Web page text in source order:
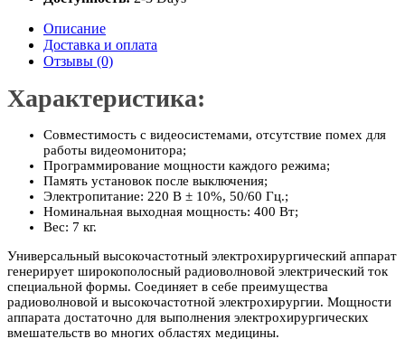
Описание
Доставка и оплата
Отзывы (0)
Характеристика:
Совместимость с видеосистемами, отсутствие помех для
работы видеомонитора;
Программирование мощности каждого режима;
Память установок после выключения;
Электропитание: 220 В ± 10%, 50/60 Гц.;
Номинальная выходная мощность: 400 Вт;
Вес: 7 кг.
Универсальный высокочастотный электрохирургический аппарат
генерирует широкополосный радиоволновой электрический ток
специальной формы. Соединяет в себе преимущества
радиоволновой и высокочастотной электрохирургии. Мощности
аппарата достаточно для выполнения электрохирургических
вмешательств во многих областях медицины.